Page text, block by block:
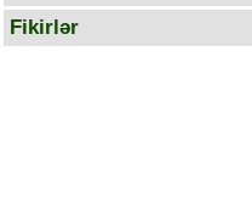
Fikirlər